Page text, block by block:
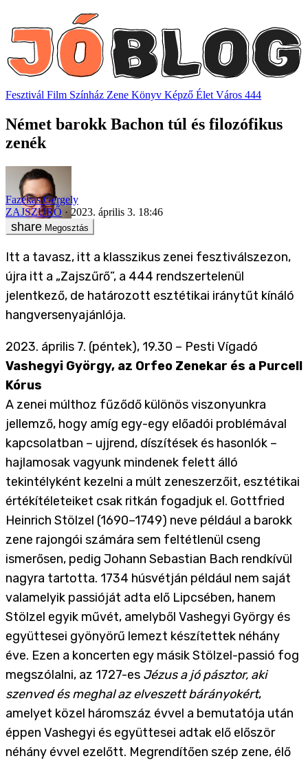
Fesztivál Film Színház Zene Könyv Képző Élet Város 444
Német barokk Bachon túl és filozófikus
zenék
Fazekas Gergely
ZAJSZŰRŐ
2023. április 3. 18:46
Megosztás
Itt a tavasz, itt a klasszikus zenei fesztiválszezon,
újra itt a „Zajszűrő”, a 444 rendszertelenül
jelentkező, de határozott esztétikai iránytűt kínáló
hangversenyajánlója.
2023. április 7. (péntek), 19.30 – Pesti Vígadó
Vashegyi György, az Orfeo Zenekar és a Purcell
Kórus
A zenei múlthoz fűződő különös viszonyunkra
jellemző, hogy amíg egy-egy előadói problémával
kapcsolatban – ujjrend, díszítések és hasonlók –
hajlamosak vagyunk mindenek felett álló
tekintélyként kezelni a múlt zeneszerzőit, esztétikai
értékítéleteiket csak ritkán fogadjuk el. Gottfried
Heinrich Stölzel (1690–1749) neve például a barokk
zene rajongói számára sem feltétlenül cseng
ismerősen, pedig Johann Sebastian Bach rendkívül
nagyra tartotta. 1734 húsvétján például nem saját
valamelyik passióját adta elő Lipcsében, hanem
Stölzel egyik művét, amelyből Vashegyi György és
együttesei gyönyörű lemezt készítettek néhány
éve. Ezen a koncerten egy másik Stölzel-passió fog
megszólalni, az 1727-es Jézus a jó pásztor, aki
szenved és meghal az elveszett bárányokért,
amelyet közel háromszáz évvel a bemutatója után
éppen Vashegyi és együttesei adtak elő először
néhány évvel ezelőtt. Megrendítően szép zene, élő